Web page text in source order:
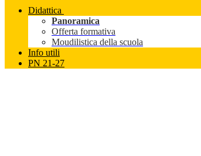
Didattica
Panoramica
Offerta formativa
Moudilistica della scuola
Info utili
PN 21-27